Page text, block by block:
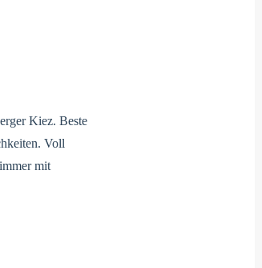
Kiez. Beste
Voll
mit